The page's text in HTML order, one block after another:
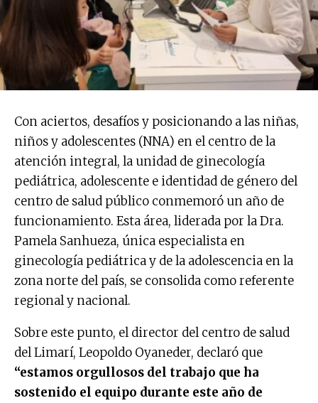
Con aciertos, desafíos y posicionando a las niñas,
niños y adolescentes (NNA) en el centro de la
atención integral, la unidad de ginecología
pediátrica, adolescente e identidad de género del
centro de salud público conmemoró un año de
funcionamiento. Esta área, liderada por la Dra.
Pamela Sanhueza, única especialista en
ginecología pediátrica y de la adolescencia en la
zona norte del país, se consolida como referente
regional y nacional.
Sobre este punto, el director del centro de salud
del Limarí, Leopoldo Oyaneder, declaró que
“estamos orgullosos del trabajo que ha
sostenido el equipo durante este año de